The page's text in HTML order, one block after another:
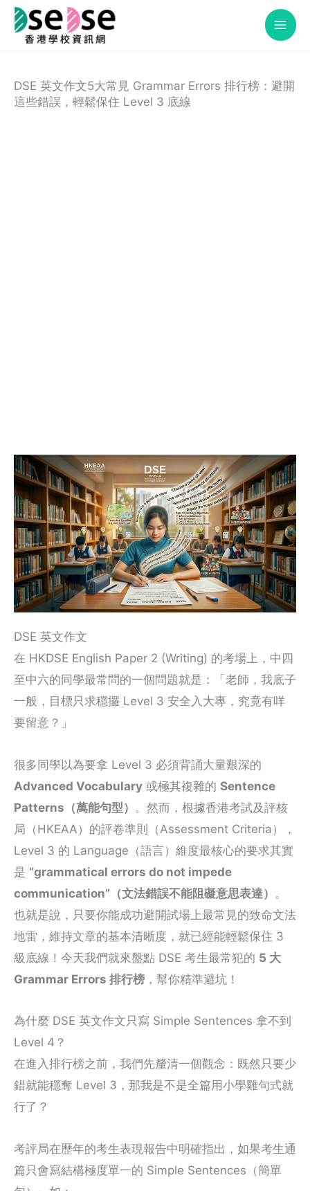
Skip
DSE 英文作文5大常見 Grammar Errors 排行榜：避開
這些錯誤，輕鬆保住 Level 3 底線
DSE 英文作文
在 HKDSE English Paper 2 (Writing) 的考場上，中四
至中六的同學最常問的一個問題就是：「老師，我底子
一般，目標只求穩攞 Level 3 安全入大專，究竟有咩
要留意？」
很多同學以為要拿 Level 3 必須背誦大量艱深的
Advanced Vocabulary 或極其複雜的 Sentence
Patterns（萬能句型） 。然而，根據香港考試及評核
局（HKEAA）的評卷準則（Assessment Criteria），
Level 3 的 Language（語言）維度最核心的要求其實
是 “grammatical errors do not impede
communication”（文法錯誤不能阻礙意思表達） 。
也就是說，只要你能成功避開試場上最常見的致命文法
地雷，維持文章的基本清晰度，就已經能輕鬆保住 3
級底線！今天我們就來盤點 DSE 考生最常犯的 5 大
Grammar Errors 排行榜 ，幫你精準避坑！
為什麼 DSE 英文作文只寫 Simple Sentences 拿不到
Level 4？
在進入排行榜之前，我們先釐清一個觀念：既然只要少
錯就能穩奪 Level 3，那我是不是全篇用小學雞句式就
行了？
考評局在歷年的考生表現報告中明確指出，如果考生通
篇只會寫結構極度單一的 Simple Sentences（簡單